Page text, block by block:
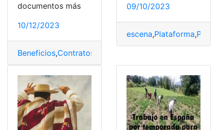
documentos más
10/12/2023
Beneficios,Contratos
09/10/2023
escena,Plataforma,